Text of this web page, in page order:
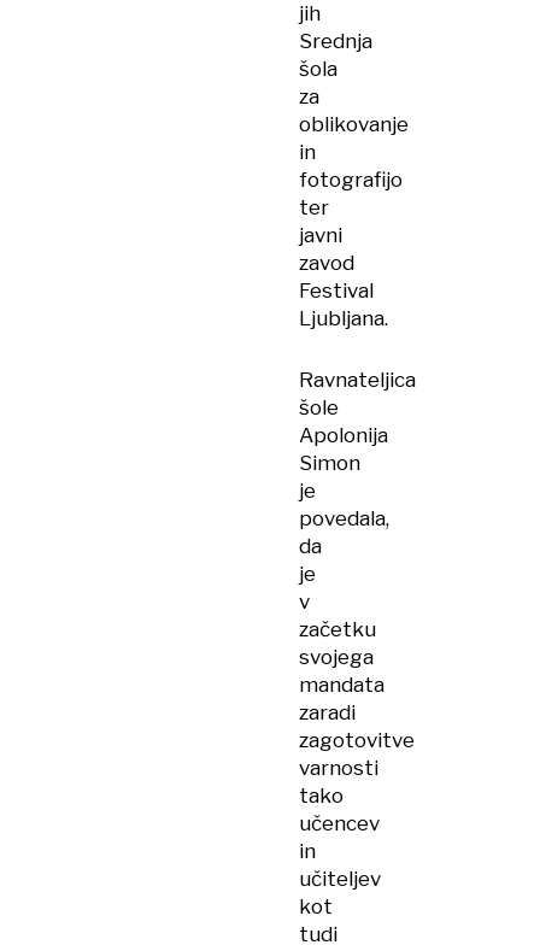
jih
Srednja
šola
za
oblikovanje
in
fotografijo
ter
javni
zavod
Festival
Ljubljana.
Ravnateljica
šole
Apolonija
Simon
je
povedala,
da
je
v
začetku
svojega
mandata
zaradi
zagotovitve
varnosti
tako
učencev
in
učiteljev
kot
tudi